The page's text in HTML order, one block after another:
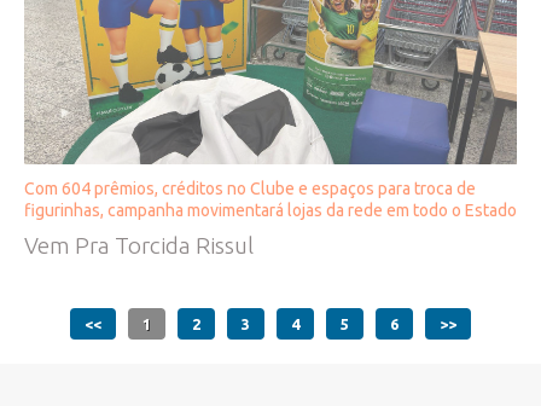
Com 604 prêmios, créditos no Clube e espaços para troca de
figurinhas, campanha movimentará lojas da rede em todo o Estado
Vem Pra Torcida Rissul
<< 1 2 3 4 5 6 >>